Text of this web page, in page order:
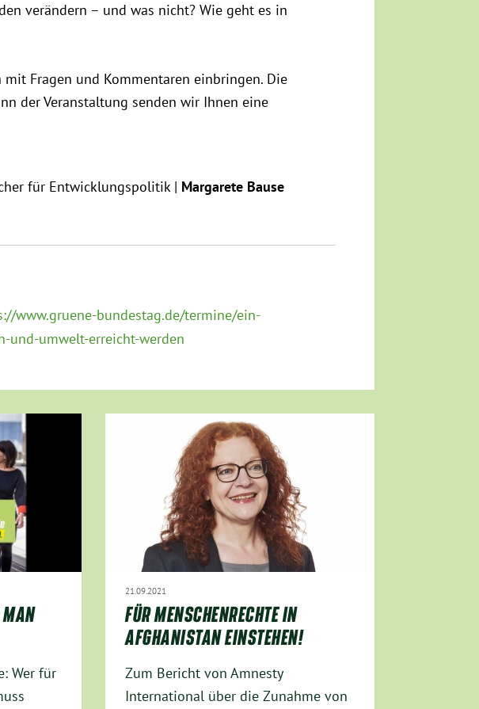
verändern – und was nicht? Wie geht es in
Fragen und Kommentaren einbringen. Die
der Veranstaltung senden wir Ihnen eine
für Entwicklungspolitik | Margarete Bause
www.gruene-bundestag.de/termine/ein-
und-umwelt-erreicht-werden
MAN
Wer für
21.09.2021
FÜR MENSCHENRECHTE IN
AFGHANISTAN EINSTEHEN!
Zum Bericht von Amnesty
International über die Zunahme von